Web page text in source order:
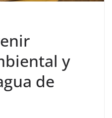
y
de